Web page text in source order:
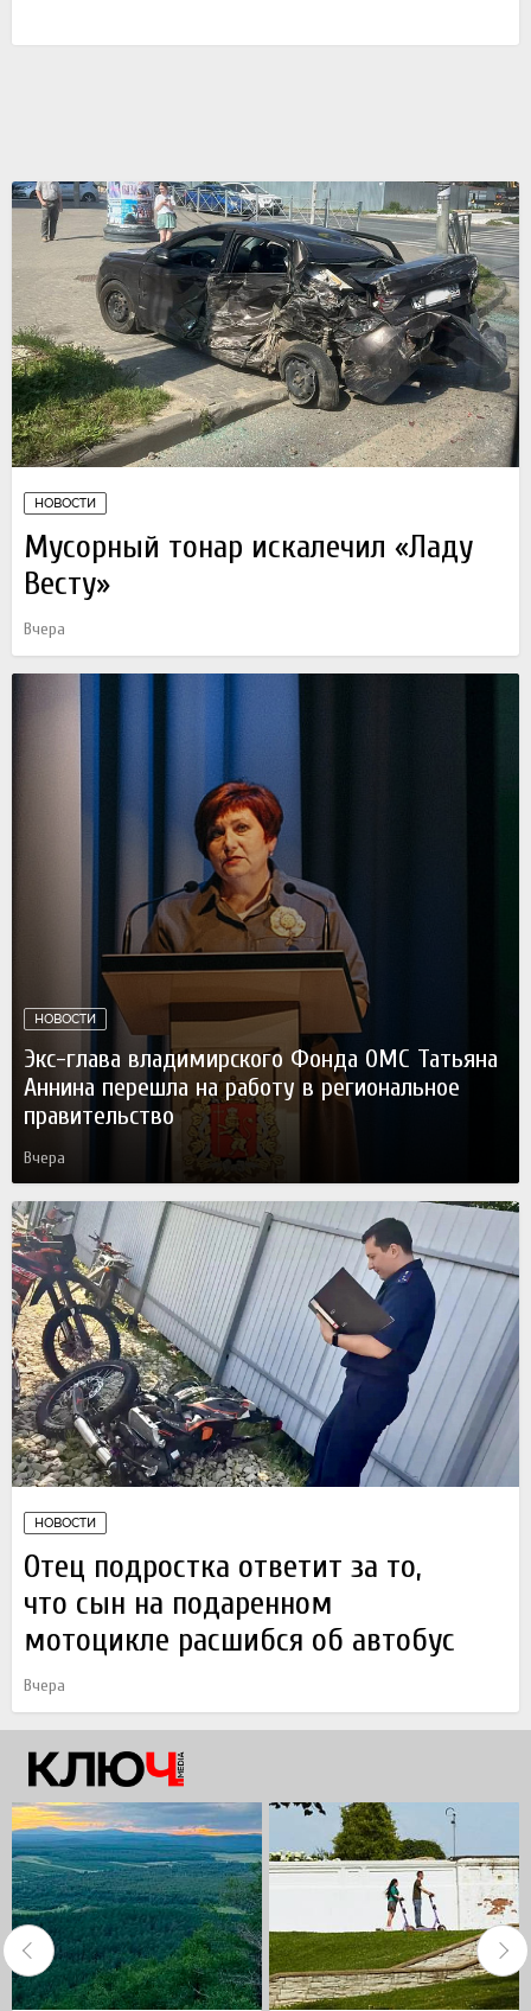
НОВОСТИ
Мусорный тонар искалечил «Ладу
Весту»
Вчера
НОВОСТИ
Экс-глава владимирского Фонда ОМС Татьяна
Аннина перешла на работу в региональное
правительство
Вчера
НОВОСТИ
Отец подростка ответит за то,
что сын на подаренном
мотоцикле расшибся об автобус
Вчера